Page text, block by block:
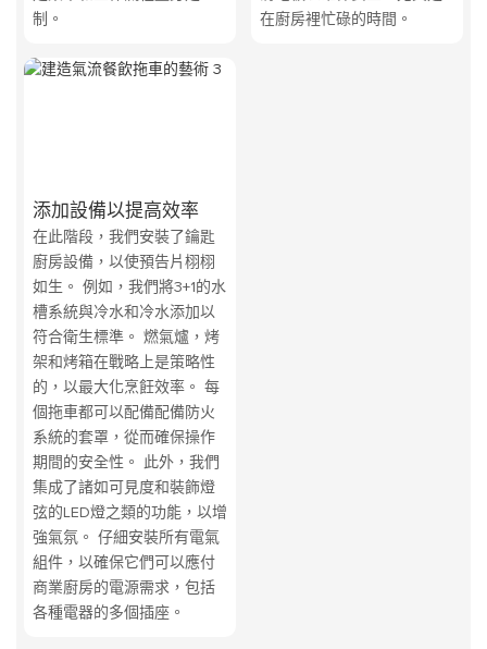
制。
在廚房裡忙碌的時間。
添加設備以提高效率
在此階段，我們安裝了鑰匙
廚房設備，以使預告片栩栩
如生。 例如，我們將3+1的水
槽系統與冷水和冷水添加以
符合衛生標準。 燃氣爐，烤
架和烤箱在戰略上是策略性
的，以最大化烹飪效率。 每
個拖車都可以配備配備防火
系統的套罩，從而確保操作
期間的安全性。 此外，我們
集成了諸如可見度和裝飾燈
弦的LED燈之類的功能，以增
強氣氛。 仔細安裝所有電氣
組件，以確保它們可以應付
商業廚房的電源需求，包括
各種電器的多個插座。